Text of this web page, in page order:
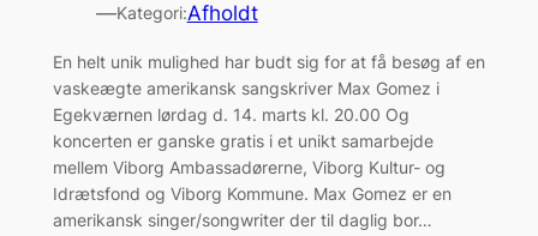
—Kategori:Afholdt
En helt unik mulighed har budt sig for at få besøg af en
vaskeægte amerikansk sangskriver Max Gomez i
Egekværnen lørdag d. 14. marts kl. 20.00 Og
koncerten er ganske gratis i et unikt samarbejde
mellem Viborg Ambassadørerne, Viborg Kultur- og
Idrætsfond og Viborg Kommune. Max Gomez er en
amerikansk singer/songwriter der til daglig bor…